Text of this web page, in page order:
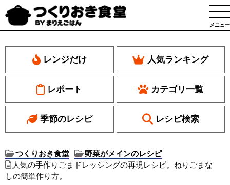
メニュー
レンジだけ 人気ランキング
レポート カテゴリ一覧
季節のレシピ レシピ検索
つくりおき食堂
野菜がメインのレシピ
人気の手作りごまドレッシングの再現レシピ。ねりごまな
しの簡単作り方。